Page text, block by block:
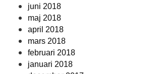
juni 2018
maj 2018
april 2018
mars 2018
februari 2018
januari 2018